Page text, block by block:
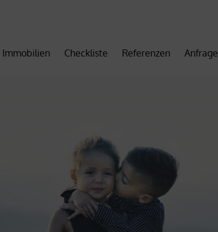
Immobilien Checkliste Referenzen Anfrage